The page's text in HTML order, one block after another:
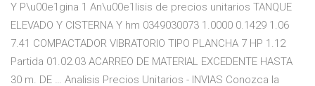
Y P\u00e1gina 1 An\u00e1lisis de precios unitarios TANQUE
ELEVADO Y CISTERNA Y hm 0349030073 1.0000 0.1429 1.06
7.41 COMPACTADOR VIBRATORIO TIPO PLANCHA 7 HP 1.12
Partida 01.02.03 ACARREO DE MATERIAL EXCEDENTE HASTA
30 m. DE … Analisis Precios Unitarios - INVIAS Conozca la